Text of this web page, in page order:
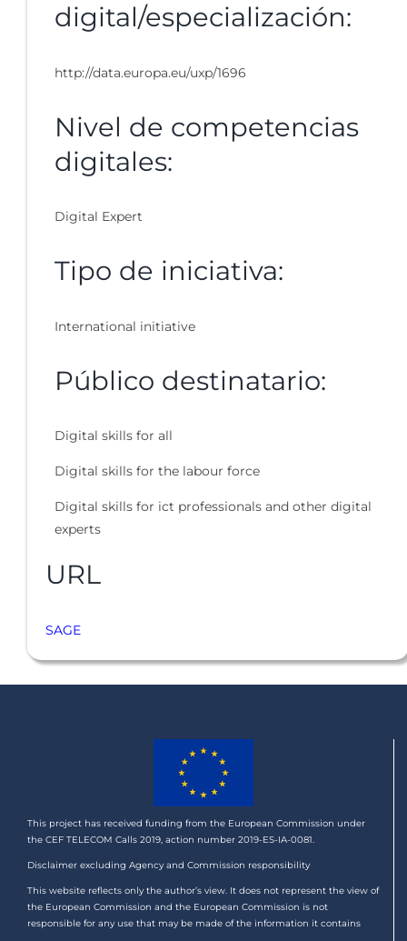
digital/especialización:
http://data.europa.eu/uxp/1696
Nivel de competencias
digitales:
Digital Expert
Tipo de iniciativa:
International initiative
Público destinatario:
Digital skills for all
Digital skills for the labour force
Digital skills for ict professionals and other digital
experts
URL
SAGE
This project has received funding from the European Commission under
the CEF TELECOM Calls 2019, action number 2019-ES-IA-0081.
Disclaimer excluding Agency and Commission responsibility
This website reflects only the author’s view. It does not represent the view of
the European Commission and the European Commission is not
responsible for any use that may be made of the information it contains